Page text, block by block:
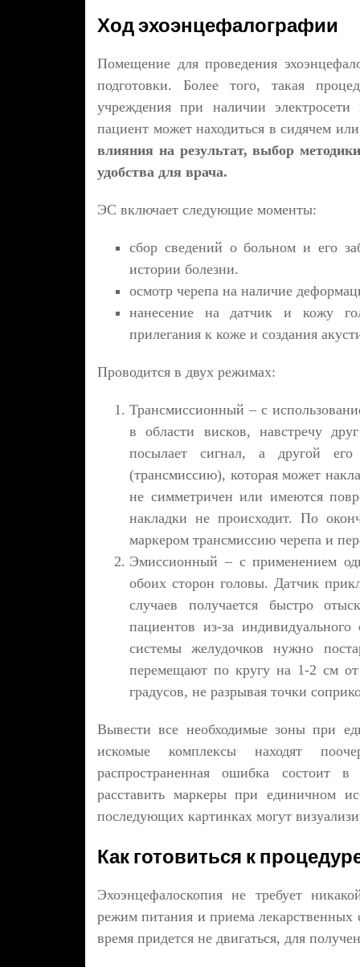
Ход эхоэнцефалографии
Помещение для проведения
подготовки. Более того, такая
учреждения при наличии
пациент может находиться в сидячем
влияния на результат, выбор
удобства для врача.
ЭС включает следующие моменты:
сбор сведений о больном и его
истории болезни.
осмотр черепа на наличие
нанесение на датчик и кожу
прилегания к коже и создания
Проводится в двух режимах:
Трансмиссионный – с
в области висков, навстречу
посылает сигнал, а другой
(трансмиссию), которая может
не симметричен или имеются
накладки не происходит. По
маркером трансмиссию черепа и
Эмиссионный – с применением
обоих сторон головы. Датчик
случаев получается быстро
пациентов из-за
системы желудочков нужно
перемещают по кругу на 1-2 см
градусов, не разрывая точки
Вывести все необходимые зоны при
искомые комплексы находят
распространенная ошибка состоит
расставить маркеры при единичном
последующих картинках могут
Как готовиться к
Эхоэнцефалоскопия не требует
режим питания и приема лекарственных
время придется не двигаться, для